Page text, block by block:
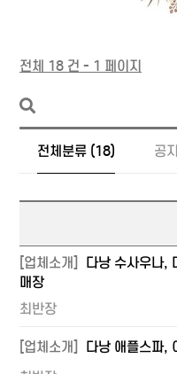
전체 18 건 - 1 페이지
전체분류 (18) 공
[업체소개]
다낭 수사우나,
매장
최반장
[업체소개]
다낭 애플스파,